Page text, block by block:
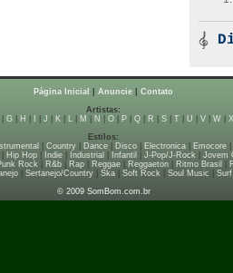
Página Inicial Anuncie
Contato
Artistas:
G| H J K| L| M N O| P| Q| R S| T| U V| W| X
Estilos:
Country Dance Disco Electronica Emocore
Hip Hop| Indie| Industrial Infantil J-Pop/J-Rock| Jovem
Rock| R&b| Rap| Reggae| Reggaeton| Ritmo Brasil
| Sertanejo/Country| Ska| Soft Rock| Soul Music
© 2009 SomBom.com.br